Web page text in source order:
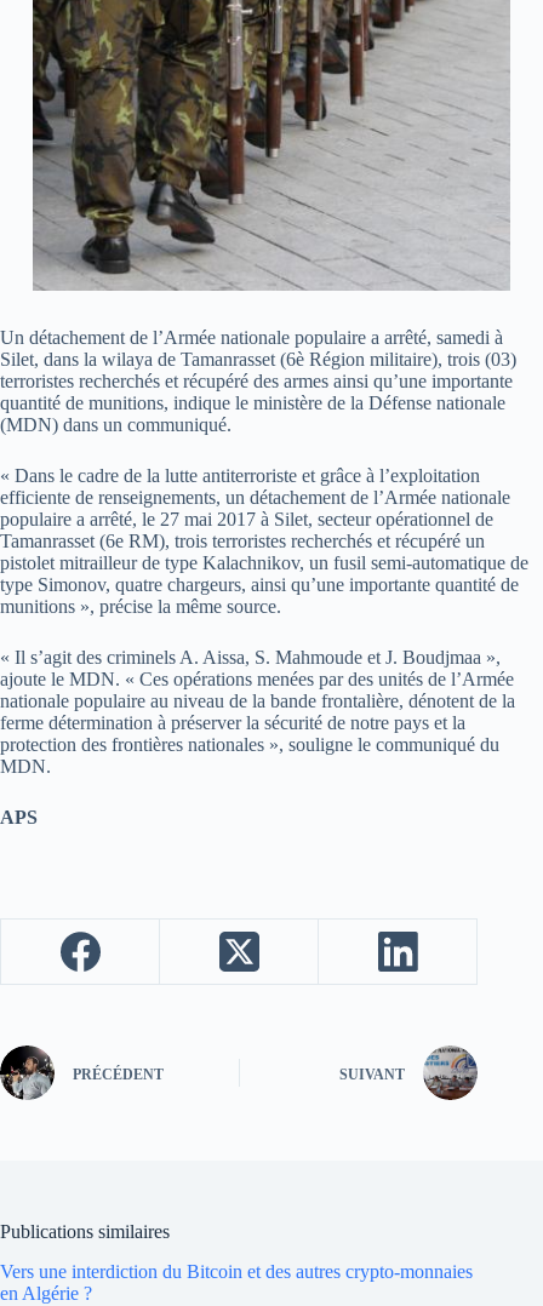
Un détachement de l’Armée nationale populaire a arrêté, samedi à
Silet, dans la wilaya de Tamanrasset (6è Région militaire), trois (03)
terroristes recherchés et récupéré des armes ainsi qu’une importante
quantité de munitions, indique le ministère de la Défense nationale
(MDN) dans un communiqué.
« Dans le cadre de la lutte antiterroriste et grâce à l’exploitation
efficiente de renseignements, un détachement de l’Armée nationale
populaire a arrêté, le 27 mai 2017 à Silet, secteur opérationnel de
Tamanrasset (6e RM), trois terroristes recherchés et récupéré un
pistolet mitrailleur de type Kalachnikov, un fusil semi-automatique de
type Simonov, quatre chargeurs, ainsi qu’une importante quantité de
munitions », précise la même source.
« Il s’agit des criminels A. Aissa, S. Mahmoude et J. Boudjmaa »,
ajoute le MDN. « Ces opérations menées par des unités de l’Armée
nationale populaire au niveau de la bande frontalière, dénotent de la
ferme détermination à préserver la sécurité de notre pays et la
protection des frontières nationales », souligne le communiqué du
MDN.
APS
PRÉCÉDENT SUIVANT
Publications similaires
Vers une interdiction du Bitcoin et des autres crypto-monnaies
en Algérie ?